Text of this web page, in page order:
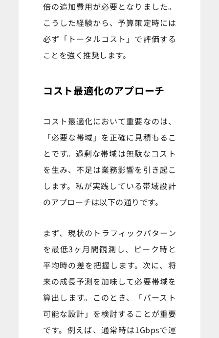
倍の追加費用が必要となりました。
こうした経験から、予算策定時には
必ず「トータルコスト」で評価する
ことを強く推奨します。
コスト最適化のアプローチ
コスト最適化において重要なのは、
「必要な帯域」を正確に見積もるこ
とです。過剰な帯域は無駄なコスト
を生み、不足は業務影響を引き起こ
します。私が実践している帯域設計
のアプローチは以下の通りです。
まず、現状のトラフィックパターン
を最低3ヶ月間観測し、ピーク時と
平均時の差を把握します。次に、将
来の成長予測を加味して必要帯域を
算出します。このとき、「バースト
可能な設計」を検討することが重要
です。例えば、通常時は1Gbpsで運